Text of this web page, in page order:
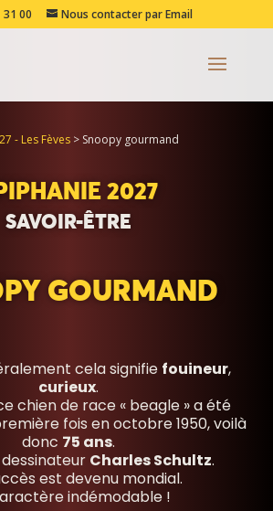
31 00 Nous contacter par Email
- Les Fèves > Snoopy gourmand
2027
SAVOIR-ÊTRE
GOURMAND
cela signifie fouineur,
curieux.
chien de race « beagle » a été
fois en octobre 1950, voilà
donc 75 ans.
Charles Schultz.
est devenu mondial.
indémodable !